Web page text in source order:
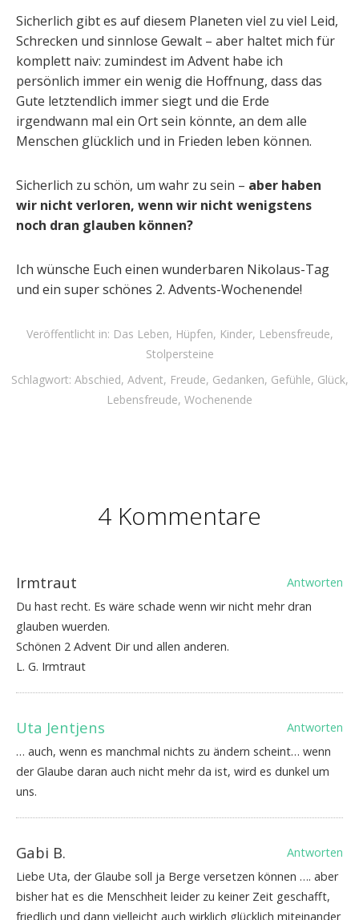
Sicherlich gibt es auf diesem Planeten viel zu viel Leid,
Schrecken und sinnlose Gewalt – aber haltet mich für
komplett naiv: zumindest im Advent habe ich
persönlich immer ein wenig die Hoffnung, dass das
Gute letztendlich immer siegt und die Erde
irgendwann mal ein Ort sein könnte, an dem alle
Menschen glücklich und in Frieden leben können.
Sicherlich zu schön, um wahr zu sein – aber haben
wir nicht verloren, wenn wir nicht wenigstens
noch dran glauben können?
Ich wünsche Euch einen wunderbaren Nikolaus-Tag
und ein super schönes 2. Advents-Wochenende!
Veröffentlicht in: Das Leben, Hüpfen, Kinder, Lebensfreude,
Stolpersteine
Schlagwort: Abschied, Advent, Freude, Gedanken, Gefühle, Glück,
Lebensfreude, Wochenende
4 Kommentare
Irmtraut
Antworten
Du hast recht. Es wäre schade wenn wir nicht mehr dran
glauben wuerden.
Schönen 2 Advent Dir und allen anderen.
L. G. Irmtraut
Uta Jentjens
Antworten
… auch, wenn es manchmal nichts zu ändern scheint… wenn
der Glaube daran auch nicht mehr da ist, wird es dunkel um
uns.
Gabi B.
Antworten
Liebe Uta, der Glaube soll ja Berge versetzen können …. aber
bisher hat es die Menschheit leider zu keiner Zeit geschafft,
friedlich und dann vielleicht auch wirklich glücklich miteinander